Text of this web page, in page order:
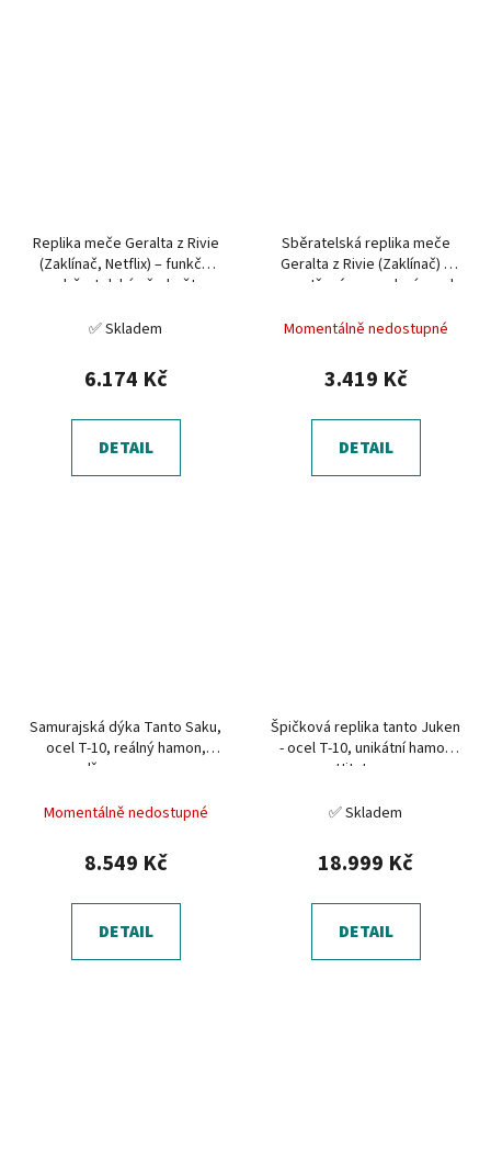
Replika meče Geralta z Rivie
(Zaklínač, Netflix) – funkční
sběratelský předmět
✅ Skladem
6.174 Kč
DETAIL
Sběratelská replika meče
Geralta z Rivie (Zaklínač) –
neostřené provedení, ocel
Momentálně nedostupné
3.419 Kč
DETAIL
Samurajská dýka Tanto Saku,
ocel T-10, reálný hamon,
dřevo wenge
Momentálně nedostupné
8.549 Kč
DETAIL
Špičková replika tanto Juken
- ocel T-10, unikátní hamon
Hitatsura
✅ Skladem
18.999 Kč
DETAIL